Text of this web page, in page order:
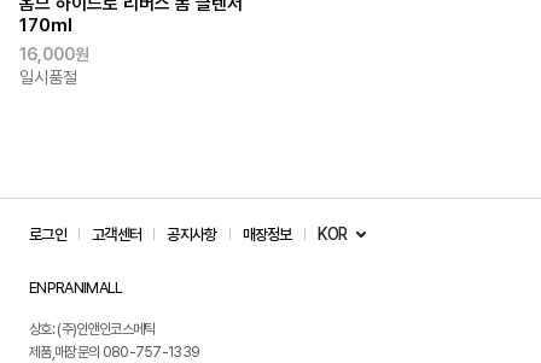
170ml
16,000원
일시품절
로그인 고객센터 공지사항 매장정보 KOR
ENPRANIMALL
상호: (주)인앤인코스메틱
제품,매장문의 080-757-1339